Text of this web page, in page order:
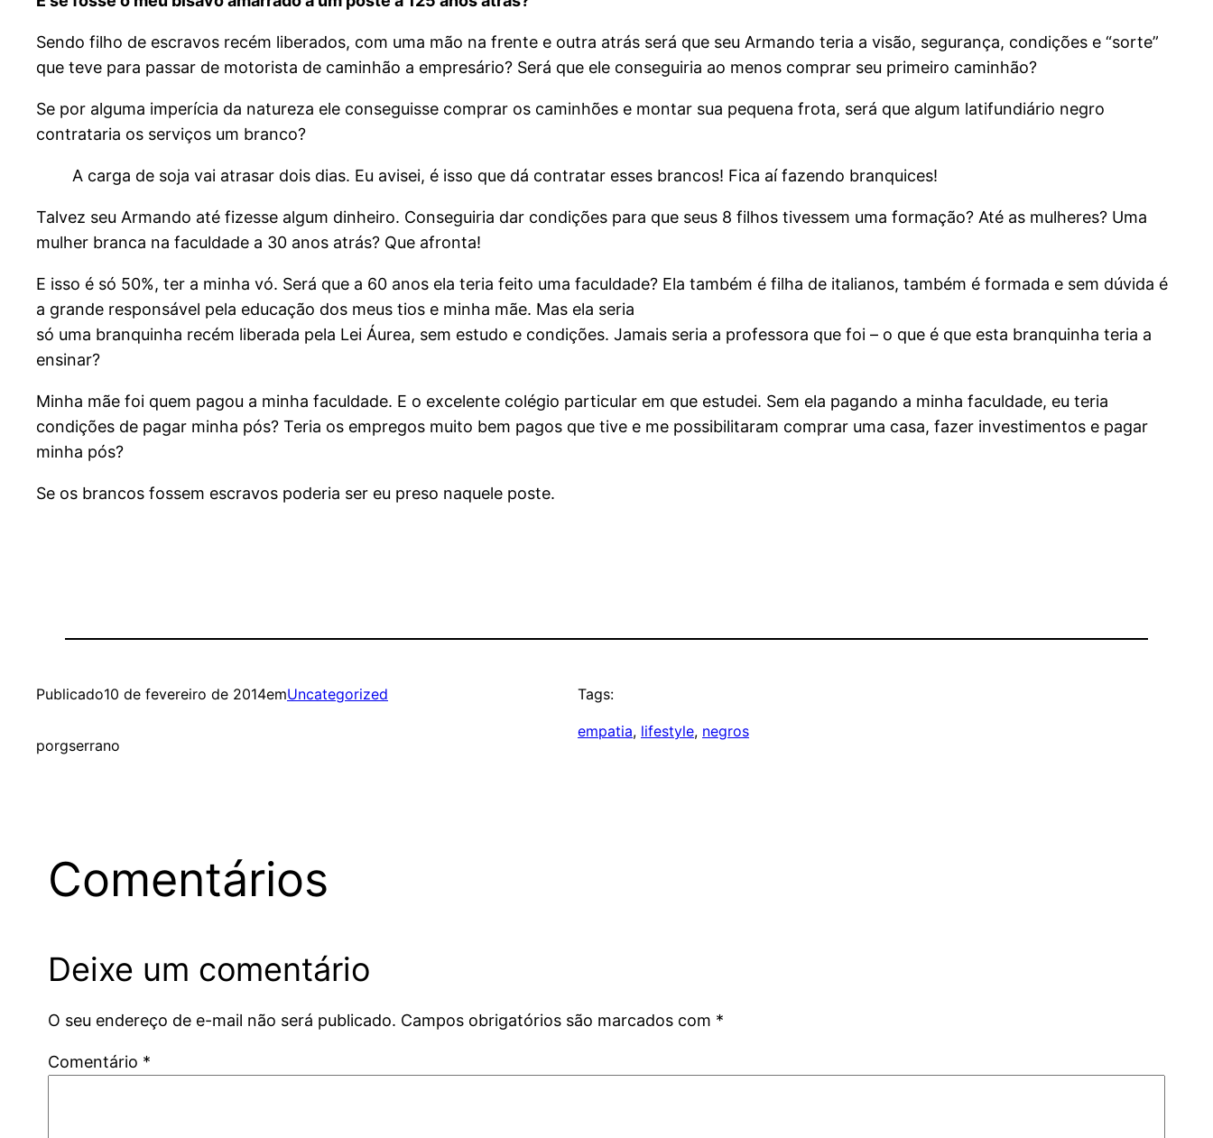
Sendo filho de escravos recém liberados, com uma mão na frente e outra atrás será que seu Armando teria a visão, segurança, condições e “sorte”
que teve para passar de motorista de caminhão a empresário? Será que ele conseguiria ao menos comprar seu primeiro caminhão?
Se por alguma imperícia da natureza ele conseguisse comprar os caminhões e montar sua pequena frota, será que algum latifundiário negro
contrataria os serviços um branco?
A carga de soja vai atrasar dois dias. Eu avisei, é isso que dá contratar esses brancos! Fica aí fazendo branquices!
Talvez seu Armando até fizesse algum dinheiro. Conseguiria dar condições para que seus 8 filhos tivessem uma formação? Até as mulheres? Uma
mulher branca na faculdade a 30 anos atrás? Que afronta!
E isso é só 50%, ter a minha vó. Será que a 60 anos ela teria feito uma faculdade? Ela também é filha de italianos, também é formada e sem dúvida é
a grande responsável pela educação dos meus tios e minha mãe. Mas ela seria
só uma branquinha recém liberada pela Lei Áurea, sem estudo e condições. Jamais seria a professora que foi – o que é que esta branquinha teria a
ensinar?
Minha mãe foi quem pagou a minha faculdade. E o excelente colégio particular em que estudei. Sem ela pagando a minha faculdade, eu teria
condições de pagar minha pós? Teria os empregos muito bem pagos que tive e me possibilitaram comprar uma casa, fazer investimentos e pagar
minha pós?
Se os brancos fossem escravos poderia ser eu preso naquele poste.
Publicado10 de fevereiro de 2014emUncategorized
porgserrano
Tags:
empatia, lifestyle, negros
Comentários
Deixe um comentário
O seu endereço de e-mail não será publicado. Campos obrigatórios são marcados com *
Comentário *